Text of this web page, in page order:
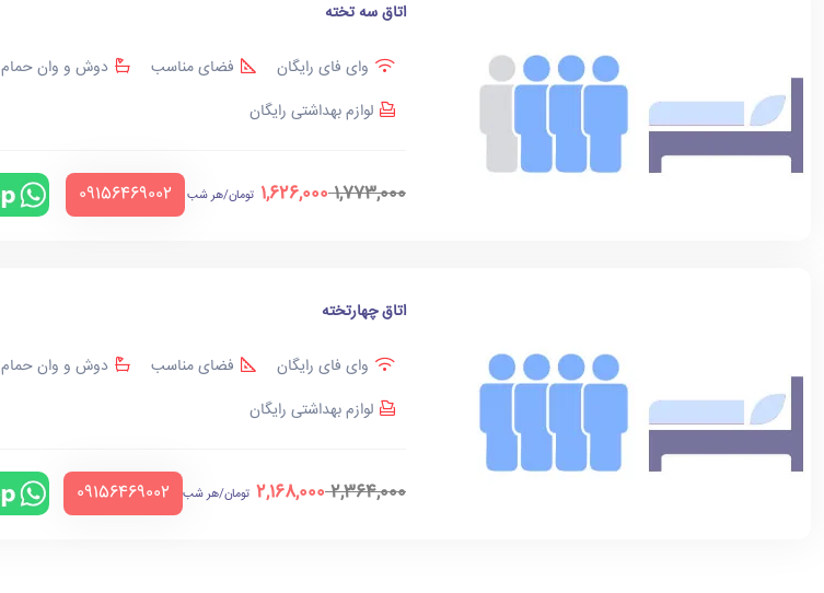
اتاق سه تخته
وای فای رایگان فضای مناسب
دوش و وان حمام
لوازم بهداشتی رایگان
1,773,000
1,626,000 تومان/هر شب ‪09156469002‬
اتاق چهارتخته
وای فای رایگان فضای مناسب
دوش و وان حمام
لوازم بهداشتی رایگان
2,364,000
2,168,000 تومان/هر شب ‪09156469002‬